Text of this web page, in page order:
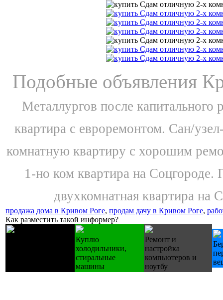
Подобные объявления
Металлургов после капитального
квартира с евроремонтом. Сан/
комнатную квартиру с хорошим
1-но ком квартира на
двухкомнатная квартира на
продажа дома в Кривом Роге, продам дачу в Кривом Роге,
Как разместить такой информер?
Куплю
холодильники,
стиральные
машины
Ремонт и
настройка
компьютеров и
ноутбу